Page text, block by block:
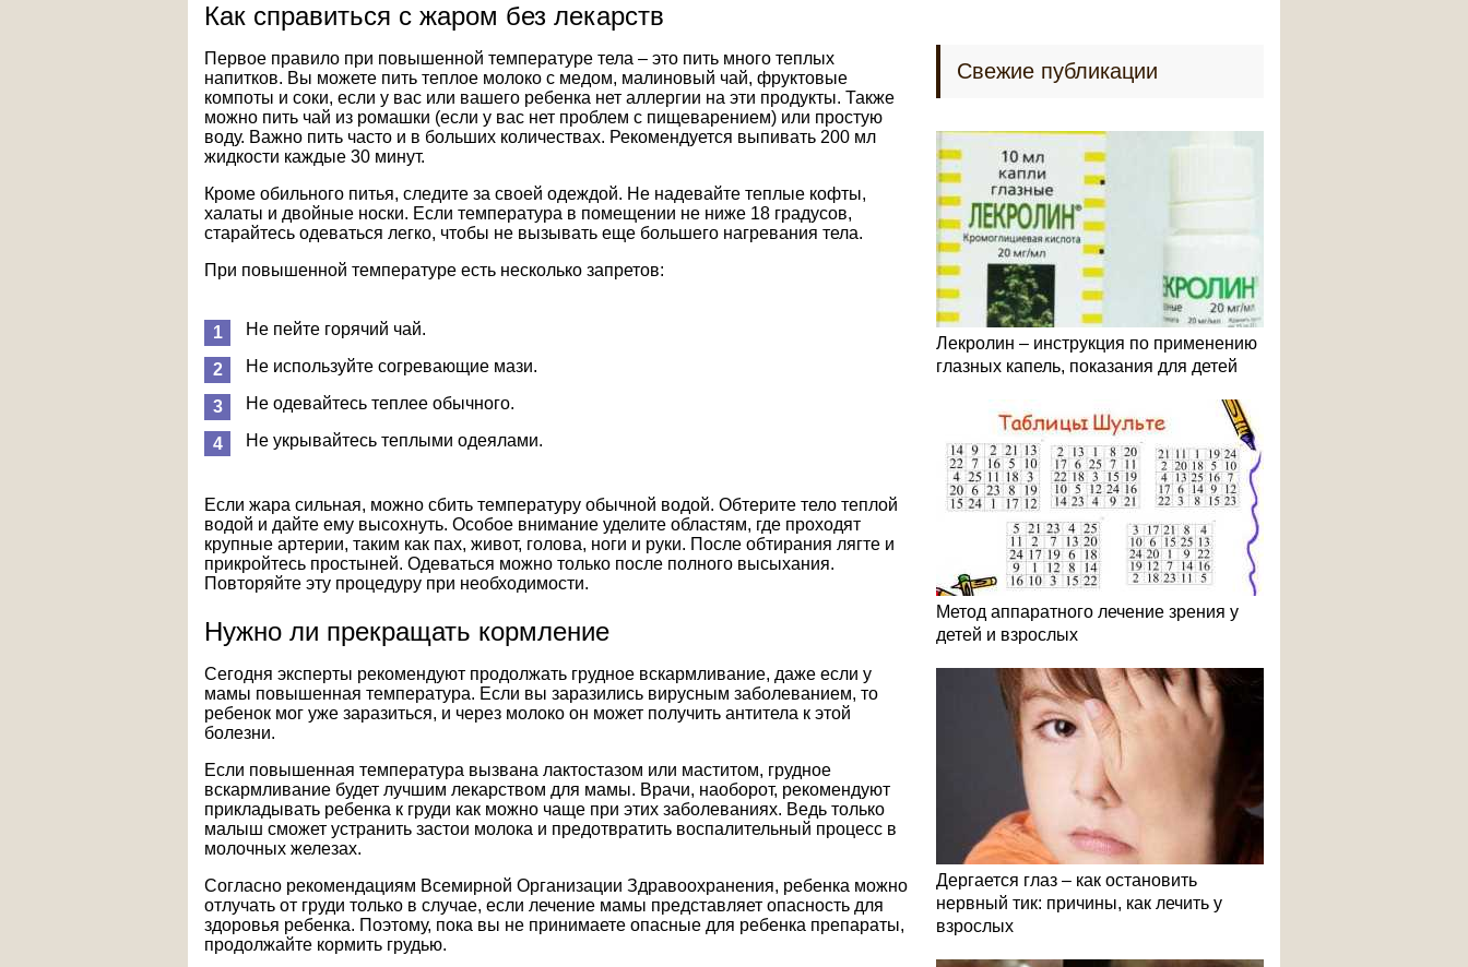
Как справиться с жаром без лекарств
Первое правило при повышенной температуре тела – это пить много теплых
напитков. Вы можете пить теплое молоко с медом, малиновый чай, фруктовые
компоты и соки, если у вас или вашего ребенка нет аллергии на эти продукты. Также
можно пить чай из ромашки (если у вас нет проблем с пищеварением) или простую
воду. Важно пить часто и в больших количествах. Рекомендуется выпивать 200 мл
жидкости каждые 30 минут.
Кроме обильного питья, следите за своей одеждой. Не надевайте теплые кофты,
халаты и двойные носки. Если температура в помещении не ниже 18 градусов,
старайтесь одеваться легко, чтобы не вызывать еще большего нагревания тела.
При повышенной температуре есть несколько запретов:
Не пейте горячий чай.
Не используйте согревающие мази.
Не одевайтесь теплее обычного.
Не укрывайтесь теплыми одеялами.
Если жара сильная, можно сбить температуру обычной водой. Обтерите тело теплой
водой и дайте ему высохнуть. Особое внимание уделите областям, где проходят
крупные артерии, таким как пах, живот, голова, ноги и руки. После обтирания лягте и
прикройтесь простыней. Одеваться можно только после полного высыхания.
Повторяйте эту процедуру при необходимости.
Нужно ли прекращать кормление
Сегодня эксперты рекомендуют продолжать грудное вскармливание, даже если у
мамы повышенная температура. Если вы заразились вирусным заболеванием, то
ребенок мог уже заразиться, и через молоко он может получить антитела к этой
болезни.
Если повышенная температура вызвана лактостазом или маститом, грудное
вскармливание будет лучшим лекарством для мамы. Врачи, наоборот, рекомендуют
прикладывать ребенка к груди как можно чаще при этих заболеваниях. Ведь только
малыш сможет устранить застои молока и предотвратить воспалительный процесс в
молочных железах.
Согласно рекомендациям Всемирной Организации Здравоохранения, ребенка можно
отлучать от груди только в случае, если лечение мамы представляет опасность для
здоровья ребенка. Поэтому, пока вы не принимаете опасные для ребенка препараты,
продолжайте кормить грудью.
Свежие публикации
Лекролин – инструкция по применению
глазных капель, показания для детей
Метод аппаратного лечение зрения у
детей и взрослых
Дергается глаз – как остановить
нервный тик: причины, как лечить у
взрослых